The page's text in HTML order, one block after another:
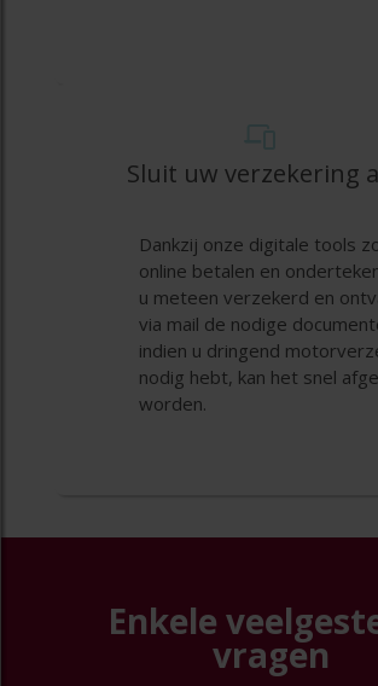
Sluit uw verzekering
Dankzij onze digitale tools
online betalen en
u meteen verzekerd en
via mail de nodige
indien u dringend
nodig hebt, kan het snel
worden.
Enkele
vragen